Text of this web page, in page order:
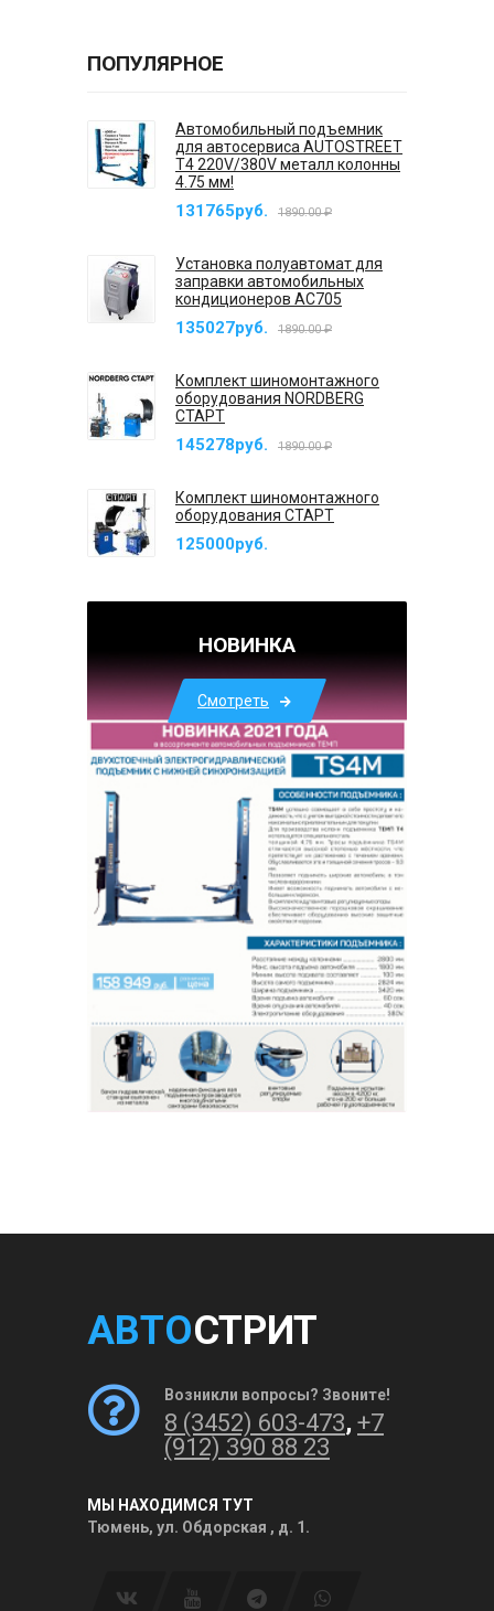
ПОПУЛЯРНОЕ
Автомобильный подъемник
для автосервиса AUTOSTREET
T4 220V/380V металл колонны
4.75 мм!
131765руб. 1890.00 ₽
Установка полуавтомат для
заправки автомобильных
кондиционеров AC705
135027руб. 1890.00 ₽
Комплект шиномонтажного
оборудования NORDBERG
СТАРТ
145278руб. 1890.00 ₽
Комплект шиномонтажного
оборудования СТАРТ
125000руб.
НОВИНКА
Смотреть
АВТОСТРИТ
Возникли вопросы? Звоните!
8 (3452) 603-473, +7
(912) 390 88 23
МЫ НАХОДИМСЯ ТУТ
Тюмень, ул. Обдорская , д. 1.